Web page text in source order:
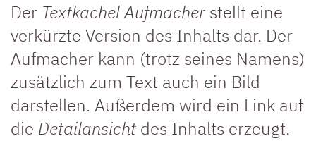
Der Textkachel Aufmacher stellt eine
verkürzte Version des Inhalts dar. Der
Aufmacher kann (trotz seines Namens)
zusätzlich zum Text auch ein Bild
darstellen. Außerdem wird ein Link auf
die Detailansicht des Inhalts erzeugt.